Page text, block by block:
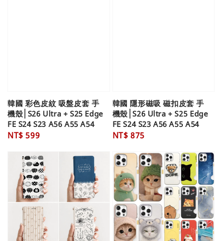
韓國 彩色皮紋 吸盤皮套 手
機殼│S26 Ultra + S25 Edge
FE S24 S23 A56 A55 A54
Regular
NT$ 599
韓國 隱形磁吸 磁扣皮套 手
機殼│S26 Ultra + S25 Edge
FE S24 S23 A56 A55 A54
Regular
NT$ 875